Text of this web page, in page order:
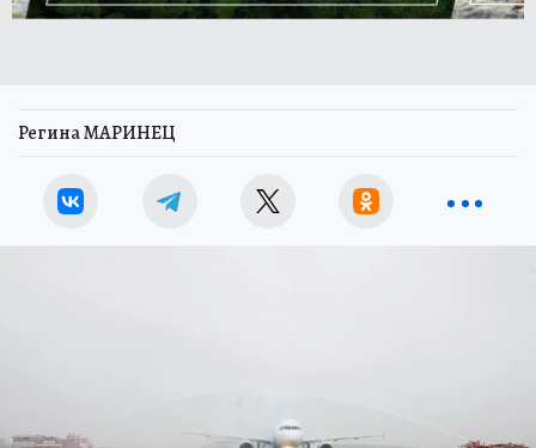
Регина МАРИНЕЦ